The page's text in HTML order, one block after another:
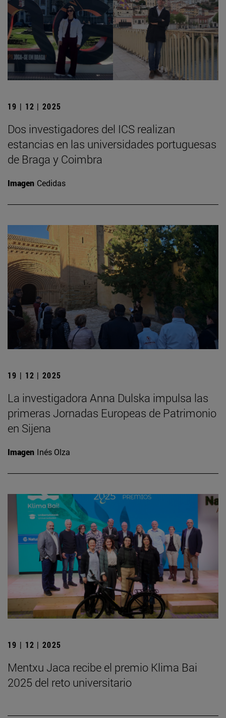
19 | 12 | 2025
Dos investigadores del ICS realizan
estancias en las universidades portuguesas
de Braga y Coimbra
Imagen Cedidas
19 | 12 | 2025
La investigadora Anna Dulska impulsa las
primeras Jornadas Europeas de Patrimonio
en Sijena
Imagen Inés Olza
19 | 12 | 2025
Mentxu Jaca recibe el premio Klima Bai
2025 del reto universitario